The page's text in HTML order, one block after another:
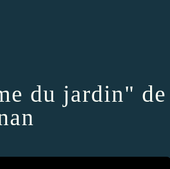
du jardin" de